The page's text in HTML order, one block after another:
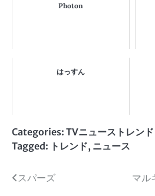
Photon
はっすん
Categories: TVニューストレンド
Tagged: トレンド, ニュース
投スパーズ マル